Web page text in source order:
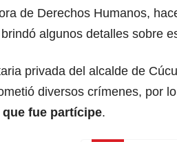
de Derechos Humanos,
algunos detalles sobre
privada del alcalde de
diversos crímenes, por lo
fue partícipe.